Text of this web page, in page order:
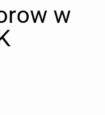
w